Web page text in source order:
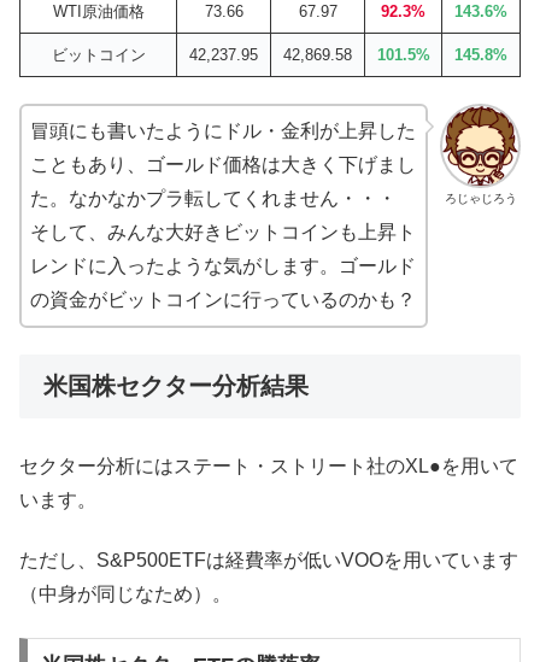
WTI原油価格 73.66 67.97 92.3% 143.6%
ビットコイン 42,237.95 42,869.58 101.5% 145.8%
ろじゃじろう
冒頭にも書いたようにドル・金利が上昇した
こともあり、ゴールド価格は大きく下げまし
た。なかなかプラ転してくれません・・・
そして、みんな大好きビットコインも上昇ト
レンドに入ったような気がします。ゴールド
の資金がビットコインに行っているのかも？
米国株セクター分析結果
セクター分析にはステート・ストリート社のXL●を用いて
います。
ただし、S&P500ETFは経費率が低いVOOを用いています
（中身が同じなため）。